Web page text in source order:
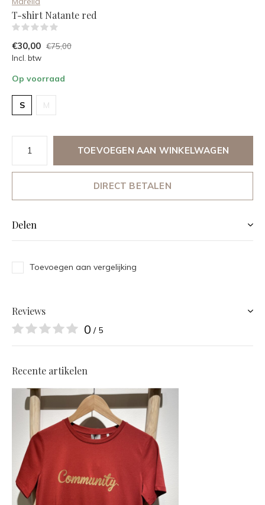
T-shirt Natante red
€30,00 €75,00
Incl. btw
Op voorraad
S M
TOEVOEGEN AAN WINKELWAGEN
DIRECT BETALEN
Delen
Toevoegen aan vergelijking
Reviews
0 / 5
Recente artikelen